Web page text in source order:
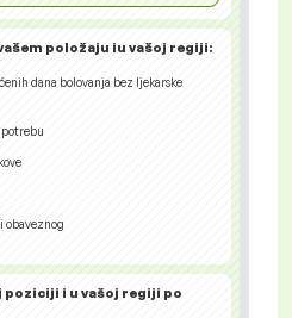
položaju iu vašoj regiji:
dana bolovanja bez ljekarske
obaveznog
poziciji i u vašoj regiji po